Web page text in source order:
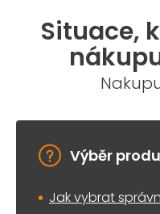
Situace,
Výběr
Jak vybrat